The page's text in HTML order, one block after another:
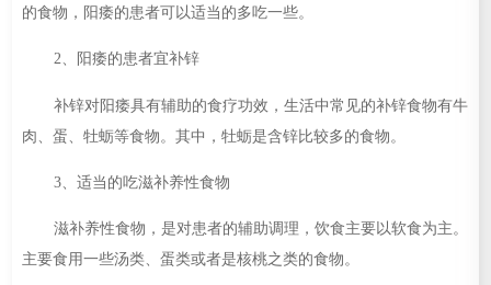
的食物，阳痿的患者可以适当的多吃一些。
2、阳痿的患者宜补锌
补锌对阳痿具有辅助的食疗功效，生活中常见的补锌食物有牛
肉、蛋、牡蛎等食物。其中，牡蛎是含锌比较多的食物。
3、适当的吃滋补养性食物
滋补养性食物，是对患者的辅助调理，饮食主要以软食为主。
主要食用一些汤类、蛋类或者是核桃之类的食物。